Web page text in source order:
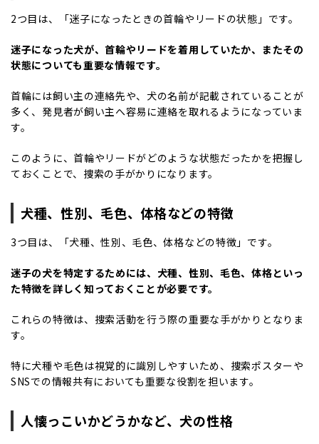
2つ目は、「迷子になったときの首輪やリードの状態」です。
迷子になった犬が、首輪やリードを着用していたか、またその
状態についても重要な情報です。
首輪には飼い主の連絡先や、犬の名前が記載されていることが
多く、発見者が飼い主へ容易に連絡を取れるようになっていま
す。
このように、首輪やリードがどのような状態だったかを把握し
ておくことで、捜索の手がかりになります。
犬種、性別、毛色、体格などの特徴
3つ目は、「犬種、性別、毛色、体格などの特徴」です。
迷子の犬を特定するためには、犬種、性別、毛色、体格といっ
た特徴を詳しく知っておくことが必要です。
これらの特徴は、捜索活動を行う際の重要な手がかりとなりま
す。
特に犬種や毛色は視覚的に識別しやすいため、捜索ポスターや
SNSでの情報共有においても重要な役割を担います。
人懐っこいかどうかなど、犬の性格